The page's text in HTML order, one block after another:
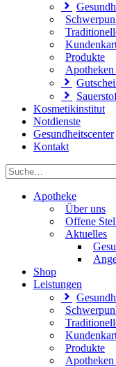
Produkte
Kosmetikinstitut
Notdienste
Gesundheitscenter
Kontakt
Apotheke
Über uns
Offene
Aktuelles
Shop
Leistungen
Produkte